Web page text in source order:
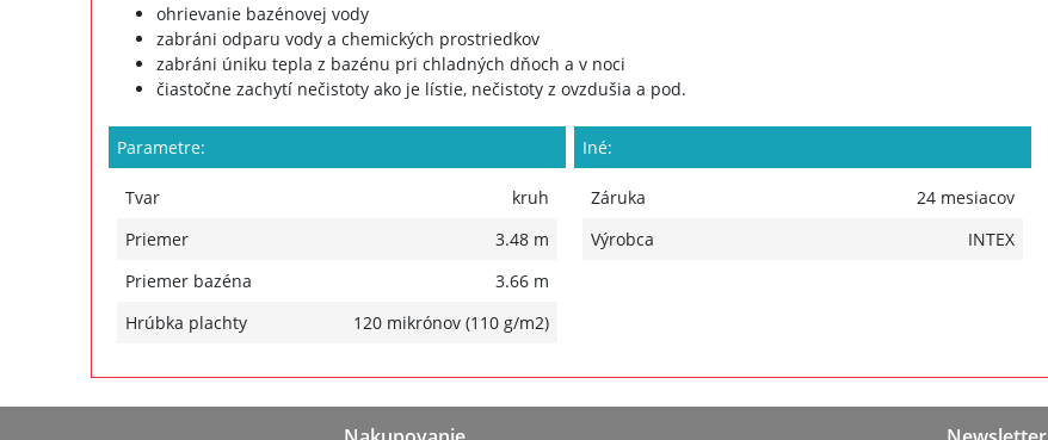
ohrievanie bazénovej vody
zabráni odparu vody a chemických prostriedkov
zabráni úniku tepla z bazénu pri chladných dňoch a v noci
čiastočne zachytí nečistoty ako je lístie, nečistoty z ovzdušia a pod.
Parametre:
Tvar
kruh
Priemer
3.48 m
Priemer bazéna
3.66 m
Hrúbka plachty
120 mikrónov (110 g/m2)
Iné:
Záruka
24 mesiacov
Výrobca
INTEX